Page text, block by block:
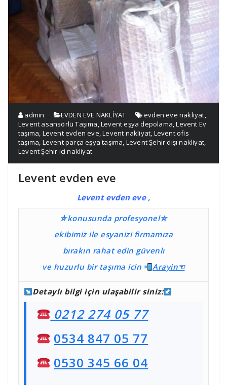
admin EVDEN EVE NAKLİYAT evden eve nakliyat,
Levent asansörlü Taşıma,Levent eşya depolama,Levent Ev
taşıma, Levent evden eve,Levent nakliyat, Levent ofis
taşıma, Levent parça eşya taşıma, Levent Şehir dışı nakliyat,
Levent Şehir içi nakliyat
Levent evden eve
Levent evden eve ,
⛤konusunda profesyonel⛤
ekibimiz ile esyanizi firmamıza
bırakın rahat edin güvenlı
ve huzurlu bir taşıma icin Arayin☜
Detaylı bilgi için ulaşabilir siniz:
0212 274 05 77
0534 847 05 77
0530 345 66 04